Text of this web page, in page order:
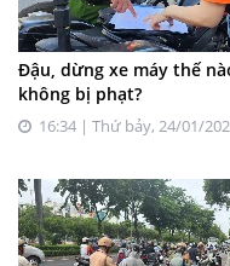
Đậu, dừng xe máy thế
không bị phạt?
16:34 | Thứ bảy, 24/01/